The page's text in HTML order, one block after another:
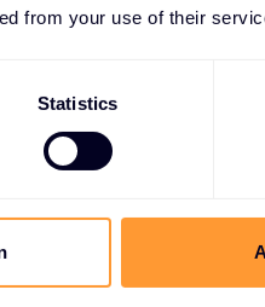
from your use of their
Statistics
osobní údaje:
fotografie, pokud se
údajů